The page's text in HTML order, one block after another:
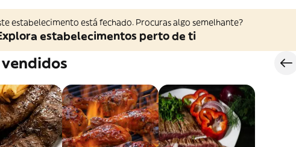
estabelecimento está fechado. Procuras algo semelhante?
estabelecimentos perto de ti